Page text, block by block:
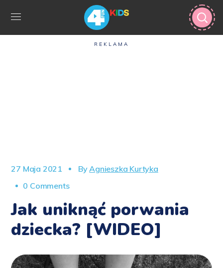
REKLAMA
27 Maja 2021 ByAgnieszka Kurtyka
0 Comments
Jak uniknąć porwania
dziecka? [WIDEO]